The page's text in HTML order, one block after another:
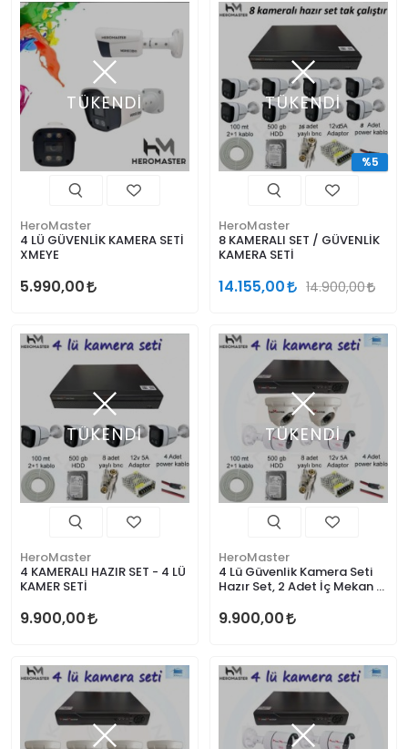
TÜKENDİ
HeroMaster
4 LÜ GÜVENLİK KAMERA SETİ
XMEYE
5.990,00
TÜKENDİ
HeroMaster
8 KAMERALI SET / GÜVENLİK
KAMERA SETİ
14.155,00 14.900,00
%5
TÜKENDİ
HeroMaster
4 KAMERALI HAZIR SET - 4 LÜ
KAMER SETİ
9.900,00
TÜKENDİ
HeroMaster
4 Lü Güvenlik Kamera Seti
Hazır Set, 2 Adet İç Mekan 2
9.900,00